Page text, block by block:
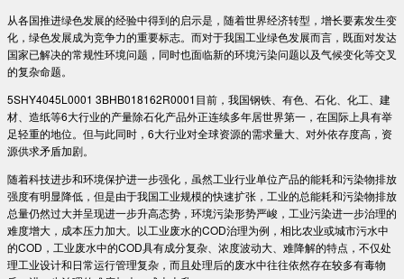
从各国推进绿色发展的经验中得到的启示是，随着世界经济转型，增长要素发生变
化，绿色发展成为竞争力的重要标志。而对于我国工业绿色发展而言，既面对发达
国家已解决的常规性环境问题，同时也面临新的环境污染问题以及气候变化等交叉
的复杂命题。
5SHY4045L0001 3BHB018162R0001目前，我国钢铁、有色、石化、化工、建
材、造纸等6大行业的产量除石化产品外正连续多年居世界第一，在国际上具有举
足轻重的地位。但与此同时，6大行业对全球资源的需求量大、对外依存度高，资
源供求矛盾加剧。
随着科技进步和环境保护进一步强化，虽然工业行业单位产品的能耗和污染物排放
强度有明显降低，但是由于我国工业规模的快速扩张，工业的总能耗和污染物排放
总量仍然过大并呈现进一步升高态势，环境污染形势严峻，工业污染进一步治理的
难度增大，成本压力加大。以工业废水的COD治理为例，相比农业或城市污水中
的COD，工业废水中的COD具有成分复杂、浓度波动大、难降解的特点，不仅处
理工业设计和日常运行管理复杂，而且处理后的废水中往往依然存在较多有毒物